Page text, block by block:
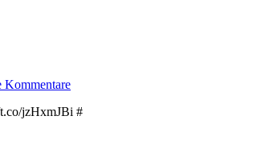
Kommentare
t.co/jzHxmJBi #